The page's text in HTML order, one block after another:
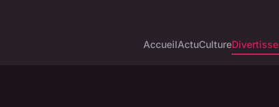
AccueilActuCulture